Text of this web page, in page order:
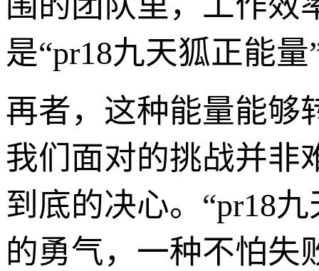
是“pr18九天狐正能
再者，这种能量能够
我们面对的挑战并非
到底的决心。“pr18
的勇气，一种不怕失